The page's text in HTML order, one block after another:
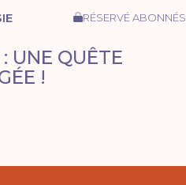
RÉSERVÉ ABONNÉS
UNE QUÊTE
!